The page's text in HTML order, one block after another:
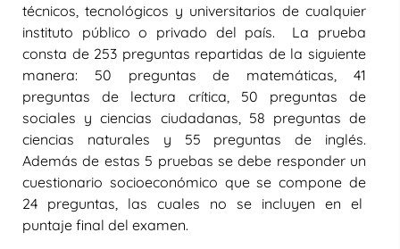
técnicos, tecnológicos y universitarios de cualquier
instituto público o privado del país. La prueba
consta de 253 preguntas repartidas de la siguiente
manera: 50 preguntas de matemáticas, 41
preguntas de lectura crítica, 50 preguntas de
sociales y ciencias ciudadanas, 58 preguntas de
ciencias naturales y 55 preguntas de inglés.
Además de estas 5 pruebas se debe responder un
cuestionario socioeconómico que se compone de
24 preguntas, las cuales no se incluyen en el
puntaje final del examen.